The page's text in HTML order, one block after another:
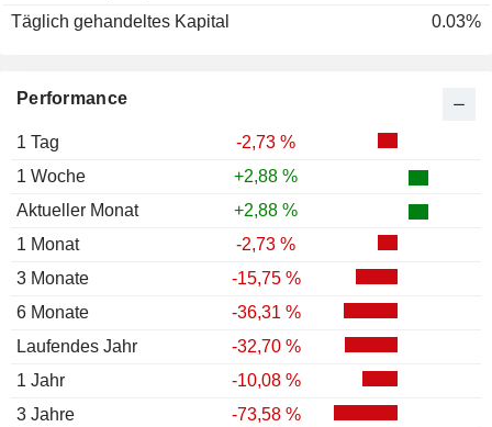
Performance
1 Tag
-2,73 %
1 Woche
+2,88 %
Aktueller Monat
+2,88 %
1 Monat
-2,73 %
3 Monate
-15,75 %
6 Monate
-36,31 %
Laufendes Jahr
-32,70 %
1 Jahr
-10,08 %
3 Jahre
-73,58 %
Täglich gehandeltes Kapital
0.03%